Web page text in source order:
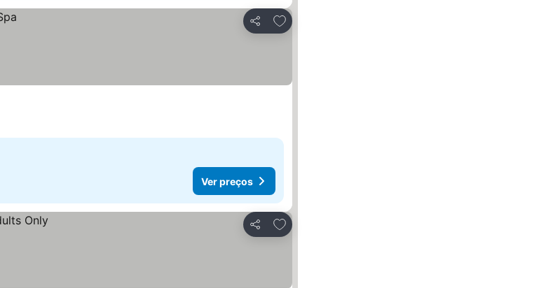
Partilhar
Adicionar aos favoritos
Ver preços
Partilhar
Adicionar aos favoritos